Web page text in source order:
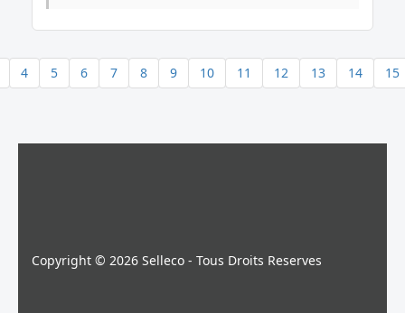
4 5 6 7 8 9 10 11 12 13 14 15
Copyright © 2026 Selleco - Tous Droits Reserves